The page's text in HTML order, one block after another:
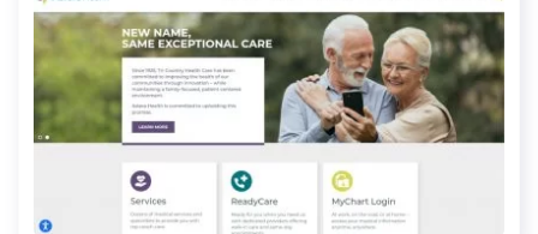
asterahealth.org